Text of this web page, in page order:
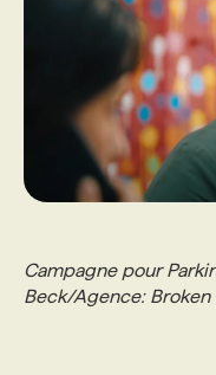
Campagne pour
Beck/Agence: Broken